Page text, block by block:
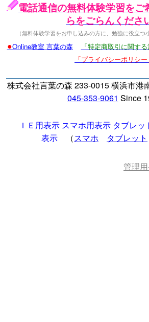
電話通信の無料体験学習をご
らをごらんくださ
（無料体験学習をお申し込みの方に、勉強に役立つ
●Online教室 言葉の森
「特定商取引に関す
「プライバシーポリシー
株式会社言葉の森 233-0015 横浜市港
045-353-9061 Since
ＩＥ用表示 スマホ用表示 タブレッ
表示 （スマホ タブレット
管理